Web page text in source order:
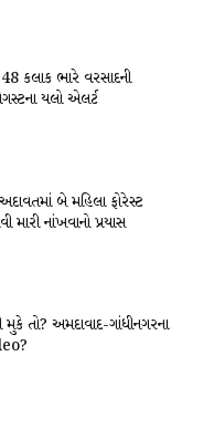
કલાક ભારે વરસાદની
યલો એલર્ટ
બે મહિલા ફોરેસ્ટ
મારી નાંખવાનો પ્રયાસ
તો? અમદાવાદ-ગાંધીનગરના